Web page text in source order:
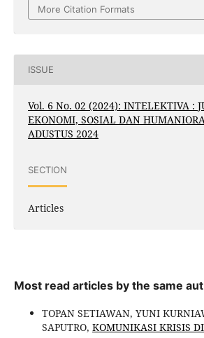
More Citation Formats
ISSUE
Vol. 6 No. 02 (2024): INTELEKTIVA :
EKONOMI, SOSIAL DAN
ADUSTUS 2024
SECTION
Articles
Most read articles by the same
TOPAN SETIAWAN, YUNI
SAPUTRO, KOMUNIKASI KRISIS